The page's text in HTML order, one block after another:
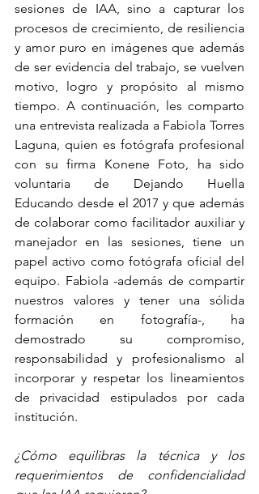
sesiones de IAA, sino a capturar los
procesos de crecimiento, de resiliencia
y amor puro en imágenes que además
de ser evidencia del trabajo, se vuelven
motivo, logro y propósito al mismo
tiempo. A continuación, les comparto
una entrevista realizada a Fabiola Torres
Laguna, quien es fotógrafa profesional
con su firma Konene Foto, ha sido
voluntaria de Dejando Huella
Educando desde el 2017 y que además
de colaborar como facilitador auxiliar y
manejador en las sesiones, tiene un
papel activo como fotógrafa oficial del
equipo. Fabiola -además de compartir
nuestros valores y tener una sólida
formación en fotografía-, ha
demostrado su compromiso,
responsabilidad y profesionalismo al
incorporar y respetar los lineamientos
de privacidad estipulados por cada
institución.
¿Cómo equilibras la técnica y los
requerimientos de confidencialidad